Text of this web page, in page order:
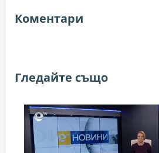
Коментари
Гледайте също